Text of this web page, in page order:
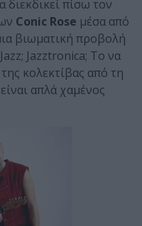
διεκδικεί πίσω τον
Conic Rose μέσα από
βιωματική προβολή
Jazztronica; Το να
κολεκτίβας από τη
απλά χαμένος